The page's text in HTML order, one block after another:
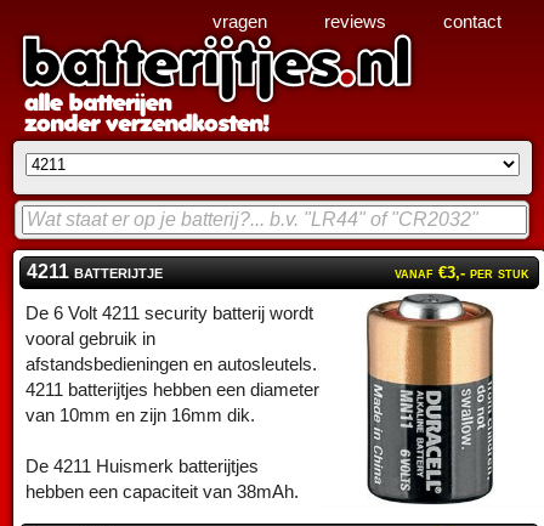
4211 batterijtje vanaf €3,- per stuk
De 6 Volt 4211 security batterij wordt
vooral gebruik in
afstandsbedieningen en autosleutels.
4211 batterijtjes hebben een diameter
van 10mm en zijn 16mm dik.
De 4211 Huismerk batterijtjes
hebben een capaciteit van 38mAh.
vragen reviews contact